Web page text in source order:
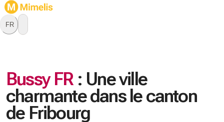
FR
Bussy FR: Une ville
charmante dans le canton
de Fribourg